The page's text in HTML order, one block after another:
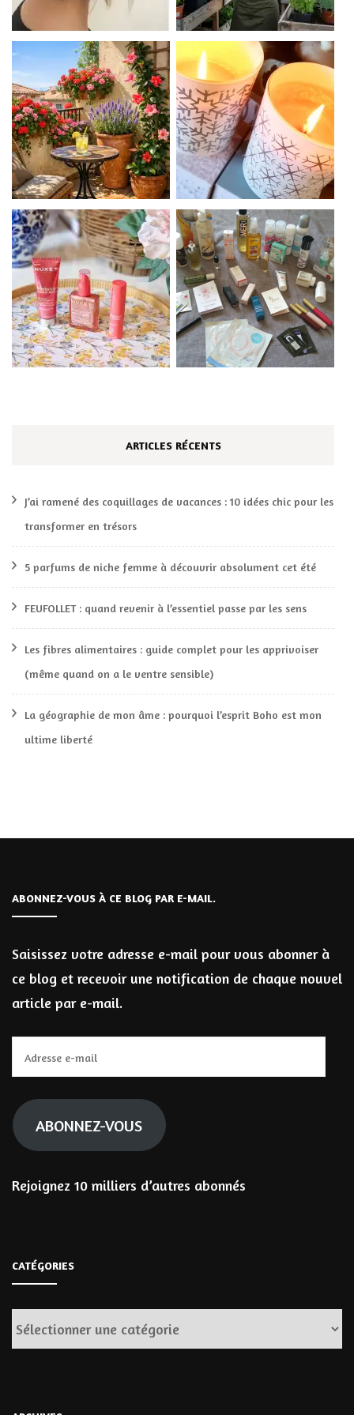
ARTICLES RÉCENTS
J’ai ramené des coquillages de vacances : 10 idées chic pour les
transformer en trésors
5 parfums de niche femme à découvrir absolument cet été
FEUFOLLET : quand revenir à l’essentiel passe par les sens
Les fibres alimentaires : guide complet pour les apprivoiser
(même quand on a le ventre sensible)
La géographie de mon âme : pourquoi l’esprit Boho est mon
ultime liberté
ABONNEZ-VOUS À CE BLOG PAR E-MAIL.
Saisissez votre adresse e-mail pour vous abonner à
ce blog et recevoir une notification de chaque nouvel
article par e-mail.
e-
mail
ABONNEZ-VOUS
Rejoignez 10 milliers d’autres abonnés
CATÉGORIES
Catégories